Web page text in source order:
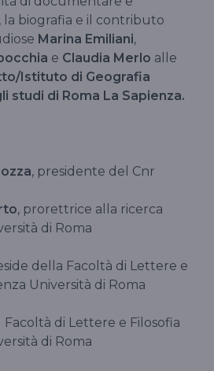
la biografia e il contributo
Marina Emiliani,
e Claudia Merlo alle
Istituto di Geografia
studi di Roma La Sapienza.
, presidente del Cnr
, prorettrice alla ricerca
di Roma
della Facoltà di Lettere e
Università di Roma
Facoltà di Lettere e Filosofia
di Roma